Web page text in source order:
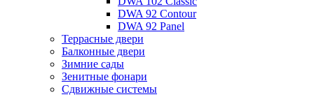
DWA 92 Contour
DWA 92 Panel
Террасные двери
Балконные двери
Зимние сады
Зенитные фонари
Сдвижные системы